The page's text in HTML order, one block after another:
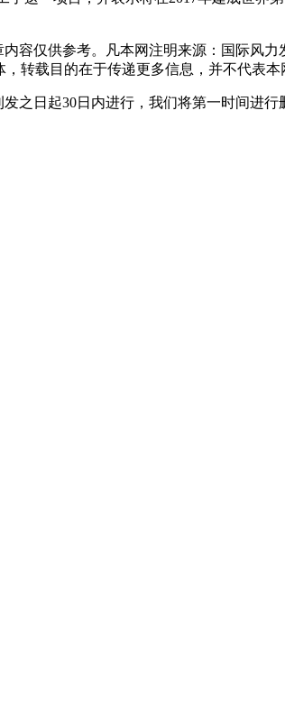
仅供参考。凡本网注明来源：国际风力
转载目的在于传递更多信息，并不代表本
日起30日内进行，我们将第一时间进行